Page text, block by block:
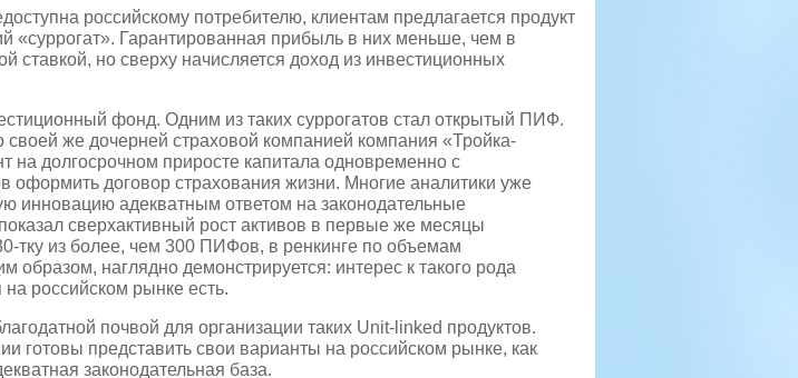
российскому потребителю, клиентам предлагается продукт
«суррогат». Гарантированная прибыль в них меньше, чем в
ставкой, но сверху начисляется доход из инвестиционных
фонд. Одним из таких суррогатов стал открытый ПИФ.
своей же дочерней страховой компанией компания «Тройка-
на долгосрочном приросте капитала одновременно с
оформить договор страхования жизни. Многие аналитики уже
инновацию адекватным ответом на законодательные
сверхактивный рост активов в первые же месяцы
тку из более, чем 300 ПИФов, в ренкинге по объемам
образом, наглядно демонстрируется: интерес к такого рода
российском рынке есть.
почвой для организации таких Unit-linked продуктов.
готовы представить свои варианты на российском рынке, как
законодательная база.